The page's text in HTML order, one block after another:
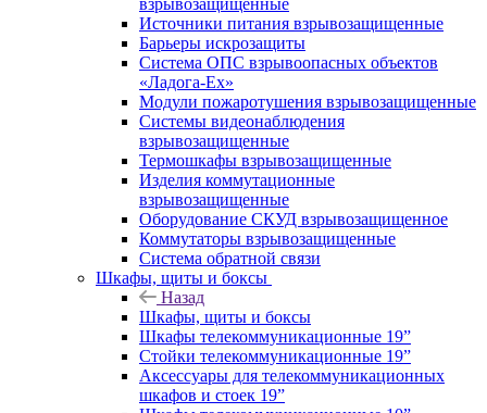
взрывозащищенные
Источники питания взрывозащищенные
Барьеры искрозащиты
Система ОПС взрывоопасных объектов
«Ладога-Ex»
Модули пожаротушения взрывозащищенные
Системы видеонаблюдения
взрывозащищенные
Термошкафы взрывозащищенные
Изделия коммутационные
взрывозащищенные
Оборудование СКУД взрывозащищенное
Коммутаторы взрывозащищенные
Система обратной связи
Шкафы, щиты и боксы
Назад
Шкафы, щиты и боксы
Шкафы телекоммуникационные 19”
Стойки телекоммуникационные 19”
Аксессуары для телекоммуникационных
шкафов и стоек 19”